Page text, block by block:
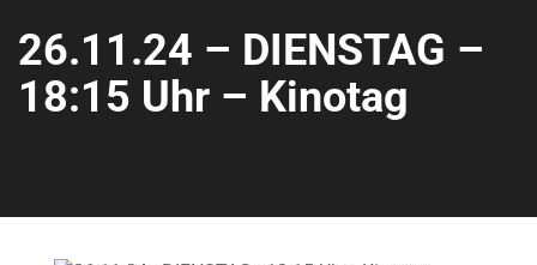
26.11.24 – DIENSTAG –
18:15 Uhr – Kinotag